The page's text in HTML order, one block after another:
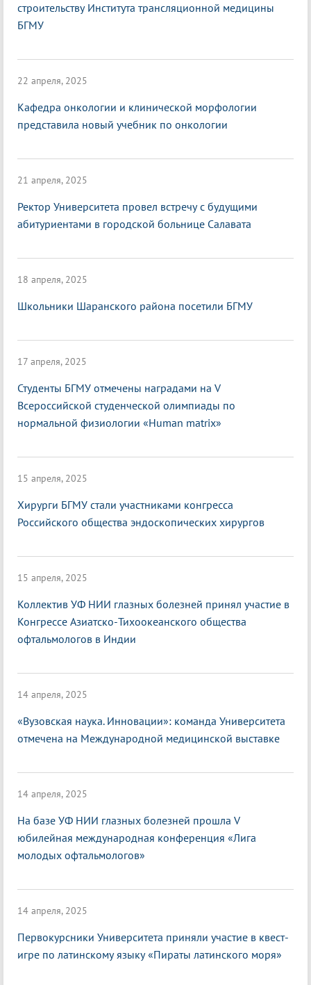
строительству Института трансляционной медицины
БГМУ
22 апреля, 2025
Кафедра онкологии и клинической морфологии
представила новый учебник по онкологии
21 апреля, 2025
Ректор Университета провел встречу с будущими
абитуриентами в городской больнице Салавата
18 апреля, 2025
Школьники Шаранского района посетили БГМУ
17 апреля, 2025
Студенты БГМУ отмечены наградами на V
Всероссийской студенческой олимпиады по
нормальной физиологии «Нuman matrix»
15 апреля, 2025
Хирурги БГМУ стали участниками конгресса
Российского общества эндоскопических хирургов
15 апреля, 2025
Коллектив УФ НИИ глазных болезней принял участие в
Конгрессе Азиатско-Тихоокеанского общества
офтальмологов в Индии
14 апреля, 2025
«Вузовская наука. Инновации»: команда Университета
отмечена на Международной медицинской выставке
14 апреля, 2025
На базе УФ НИИ глазных болезней прошла V
юбилейная международная конференция «Лига
молодых офтальмологов»
14 апреля, 2025
Первокурсники Университета приняли участие в квест-
игре по латинскому языку «Пираты латинского моря»